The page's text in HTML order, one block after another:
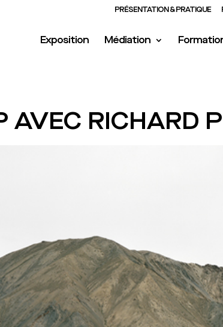
PRÉSENTATION & PRATIQUE
Exposition Médiation
AVEC RICHARD